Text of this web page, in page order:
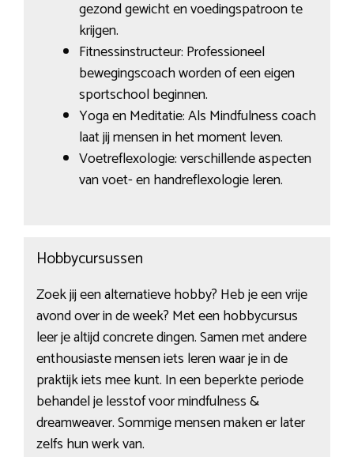
gezond gewicht en voedingspatroon te
krijgen.
Fitnessinstructeur: Professioneel
bewegingscoach worden of een eigen
sportschool beginnen.
Yoga en Meditatie: Als Mindfulness coach
laat jij mensen in het moment leven.
Voetreflexologie: verschillende aspecten
van voet- en handreflexologie leren.
Hobbycursussen
Zoek jij een alternatieve hobby? Heb je een vrije
avond over in de week? Met een hobbycursus
leer je altijd concrete dingen. Samen met andere
enthousiaste mensen iets leren waar je in de
praktijk iets mee kunt. In een beperkte periode
behandel je lesstof voor mindfulness &
dreamweaver. Sommige mensen maken er later
zelfs hun werk van.